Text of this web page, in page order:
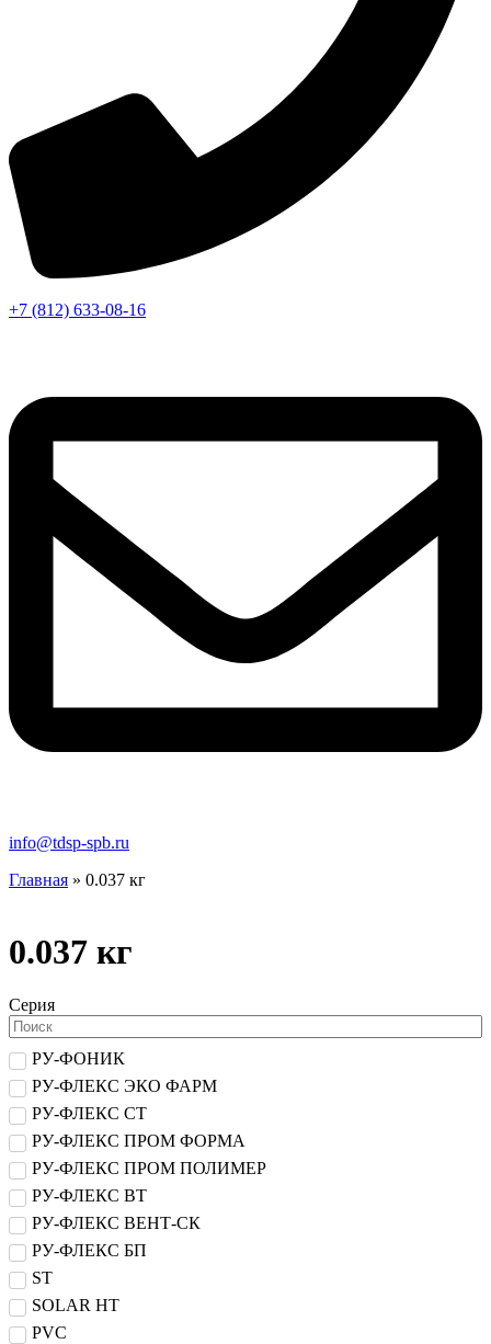
+7 (812) 633-08-16
info@tdsp-spb.ru
Главная » 0.037 кг
0.037 кг
Серия
РУ-ФОНИК
РУ-ФЛЕКС ЭКО ФАРМ
РУ-ФЛЕКС СТ
РУ-ФЛЕКС ПРОМ ФОРМА
РУ-ФЛЕКС ПРОМ ПОЛИМЕР
РУ-ФЛЕКС ВТ
РУ-ФЛЕКС ВЕНТ-СК
РУ-ФЛЕКС БП
ST
SOLAR HT
PVC